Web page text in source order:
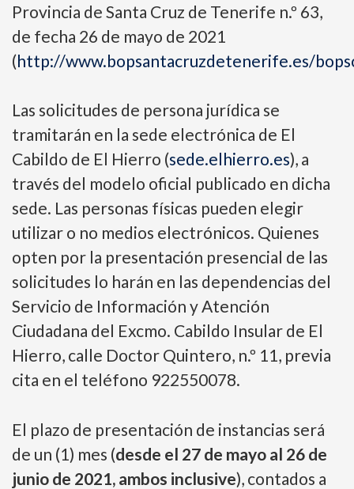
Provincia de Santa Cruz de Tenerife n.º 63,
de fecha 26 de mayo de 2021
(http://www.bopsantacruzdetenerife.es/
Las solicitudes de persona jurídica se
tramitarán en la sede electrónica de El
Cabildo de El Hierro (sede.elhierro.es), a
través del modelo oficial publicado en dicha
sede. Las personas físicas pueden elegir
utilizar o no medios electrónicos. Quienes
opten por la presentación presencial de las
solicitudes lo harán en las dependencias del
Servicio de Información y Atención
Ciudadana del Excmo. Cabildo Insular de El
Hierro, calle Doctor Quintero, n.º 11, previa
cita en el teléfono 922550078.
El plazo de presentación de instancias será
de un (1) mes (desde el 27 de mayo al 26 de
junio de 2021, ambos inclusive), contados a